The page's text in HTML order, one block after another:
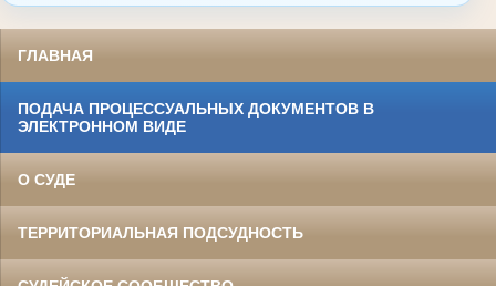
ГЛАВНАЯ
ПОДАЧА ПРОЦЕССУАЛЬНЫХ ДОКУМЕНТОВ В
ЭЛЕКТРОННОМ ВИДЕ
О СУДЕ
ТЕРРИТОРИАЛЬНАЯ ПОДСУДНОСТЬ